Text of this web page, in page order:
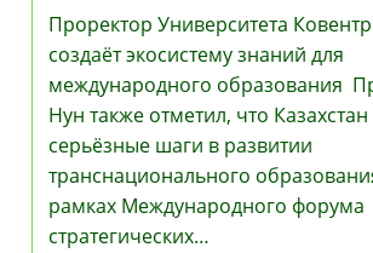
Проректор Университета
создаёт экосистему знаний для
международного образования
Нун также отметил, что Казахстан
серьёзные шаги в развитии
транснационального
рамках Международного форума
стратегических…